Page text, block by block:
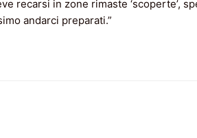
recarsi in zone rimaste ‘scoperte’,
andarci preparati.”